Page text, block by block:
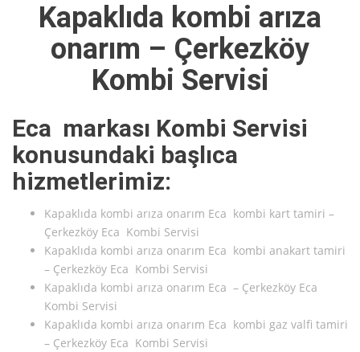
Kapaklıda kombi arıza
onarım – Çerkezköy
Kombi Servisi
Eca markası Kombi Servisi
konusundaki başlıca
hizmetlerimiz:
Kapaklıda kombi arıza onarım Eca kombi kart tamiri –
Çerkezköy Eca Kombi Servisi
Kapaklıda kombi arıza onarım Eca kombi anakart tamiri
– Çerkezköy Eca Kombi Servisi
Kapaklıda kombi arıza onarım Eca – Çerkezköy Eca
Kombi Servisi
Kapaklıda kombi arıza onarım Eca kombi gaz valfi tamiri
– Çerkezköy Eca Kombi Servisi